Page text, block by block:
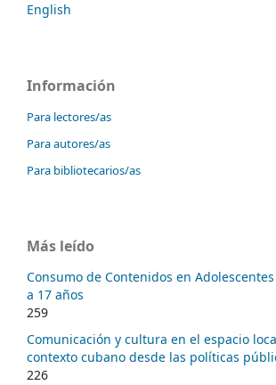
English
Información
Para lectores/as
Para autores/as
Para bibliotecarios/as
Más leído
Consumo de Contenidos en
a 17 años
259
Comunicación y cultura en el espacio
contexto cubano desde las políticas
226